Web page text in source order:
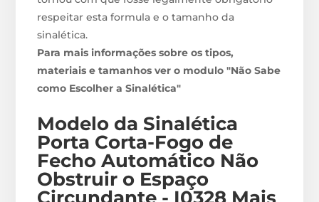
respeitar esta formula e o tamanho da
sinalética.
Para mais informações sobre os tipos,
materiais e tamanhos ver o modulo "Não Sabe
como Escolher a Sinalética"
Modelo da Sinalética
Porta Corta-Fogo de
Fecho Automático Não
Obstruir o Espaço